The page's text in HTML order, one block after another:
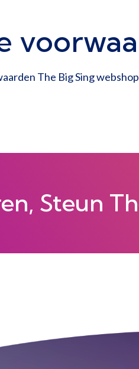
The Big Sing
Steun